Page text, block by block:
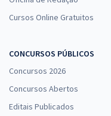
Cursos Online Gratuitos
CONCURSOS PÚBLICOS
Concursos 2026
Concursos Abertos
Editais Publicados